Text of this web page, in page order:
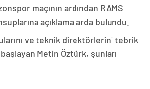
maçının ardından RAMS
açıklamalarda bulundu.
ve teknik direktörlerini tebrik
Metin Öztürk, şunları